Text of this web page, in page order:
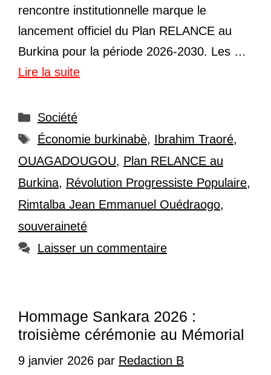
rencontre institutionnelle marque le
lancement officiel du Plan RELANCE au
Burkina pour la période 2026-2030. Les …
Lire la suite
Catégories
Société
Étiquettes
Économie burkinabè, Ibrahim Traoré,
OUAGADOUGOU, Plan RELANCE au
Burkina, Révolution Progressiste Populaire,
Rimtalba Jean Emmanuel Ouédraogo,
souveraineté
Laisser un commentaire
Hommage Sankara 2026 :
troisième cérémonie au Mémorial
9 janvier 2026 par Redaction B